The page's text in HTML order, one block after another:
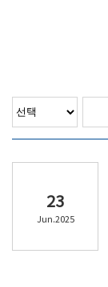
23
Jun.2025